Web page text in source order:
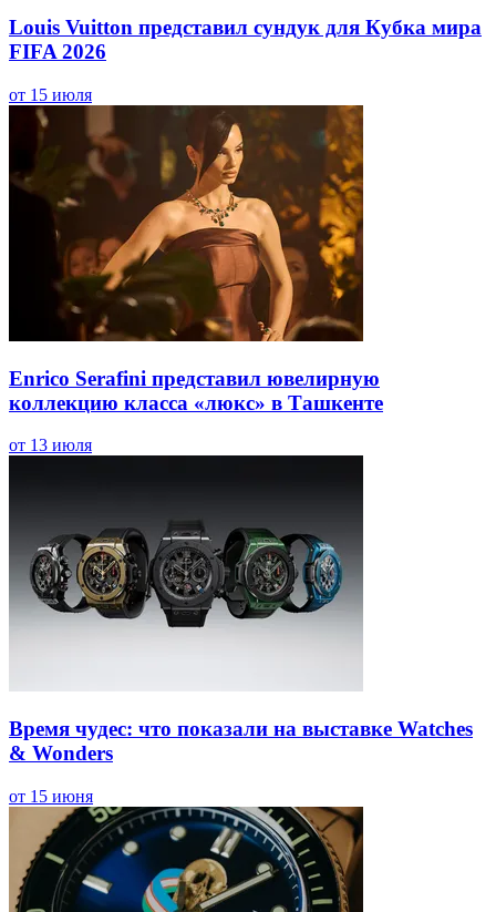
Louis Vuitton представил сундук для Кубка мира
FIFA 2026
от 15 июля
Enrico Serafini представил ювелирную
коллекцию класса «люкс» в Ташкенте
от 13 июля
Время чудес: что показали на выставке Watches
& Wonders
от 15 июня